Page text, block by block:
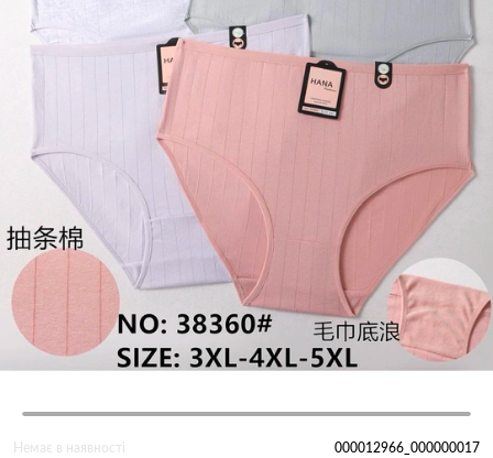
Немає в наявності 000012966_000000017